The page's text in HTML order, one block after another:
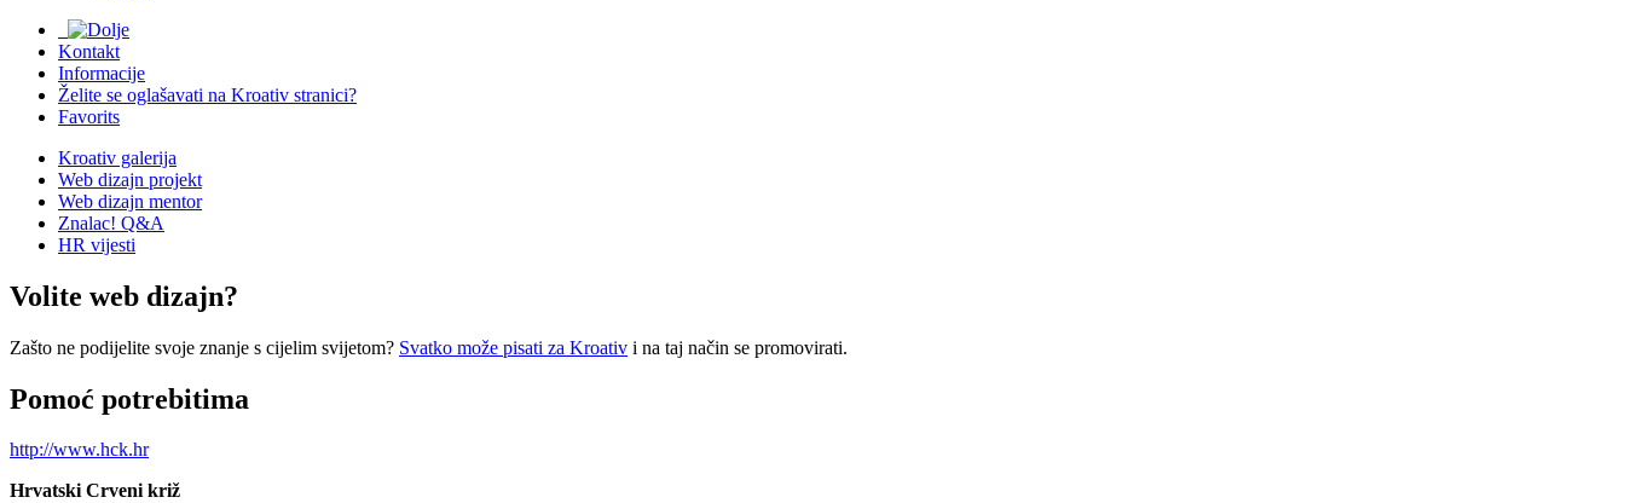
Kontakt
Informacije
Želite se oglašavati na Kroativ stranici?
Favorits
Kroativ galerija
Web dizajn projekt
Web dizajn mentor
Znalac! Q&A
HR vijesti
Volite web dizajn?
Zašto ne podijelite svoje znanje s cijelim svijetom? Svatko može pisati za Kroativ i na taj način se promovirati.
Pomoć potrebitima
http://www.hck.hr
Hrvatski Crveni križ